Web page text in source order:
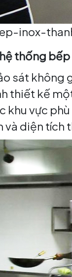
inox-
thống bếp
sát không
thiết kế
khu vực
và diện tích